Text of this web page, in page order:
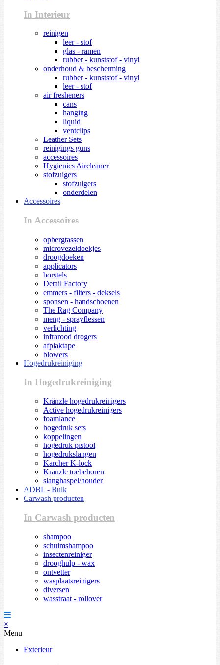
In Interieur
reinigen
leer - stof
glas - ramen
rubber - kunststof - vinyl
onderhoud & bescherming
rubber - kunststof - vinyl
leer - stof
air fresheners
cans
hanging
liquid
ventclips
Leather Sets
reinigings guns
accessoires
Hygienics Aircleaner
stofzuigers
stofzuigers
onderdelen
Accessoires
In Accessoires
opbergtassen
microvezeldoekjes
droogdoeken
applicators
borstels
Detail Factory
emmers - filters - deksels
sponsen - handschoenen
The Rag Company
meng - sprayflessen
verlichting
infrarood drogers
afplaktape
blowers
Hogedrukreiniging
In Hogedrukreiniging
Kränzle hogedrukreinigers
Active hogedrukreinigers
foamlance
hogedruk sets
koppelingen
hogedruk pistool
hogedrukslangen
Karcher K-lock
Kranzle toebehoren
slanghaspel/houder
ADBL - Bulk
Carwash producten
In Carwash producten
shampoo
schuimshampoo
insectenreiniger
drooghulp - wax
ontvetter
wasplaatsreinigers
diversen
wasstraat - rollover
×
Menu
Exterieur